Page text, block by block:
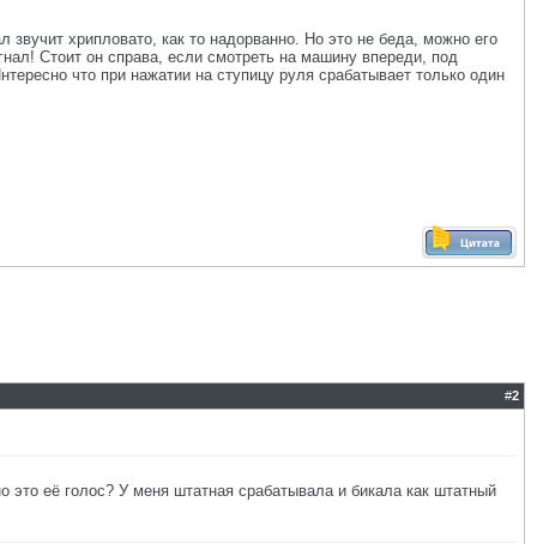
хрипловато, как то надорванно. Но это не беда, можно его
Стоит он справа, если смотреть на машину впереди, под
что при нажатии на ступицу руля срабатывает только один
#2
её голос? У меня штатная срабатывала и бикала как штатный